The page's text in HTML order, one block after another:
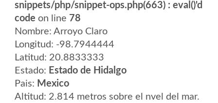
snippets/php/snippet-ops.php(663) : eval()'d
code on line 78
Nombre: Arroyo Claro
Longitud: -98.7944444
Latitud: 20.8833333
Estado: Estado de Hidalgo
Pais: Mexico
Altitud: 2.814 metros sobre el nvel del mar.